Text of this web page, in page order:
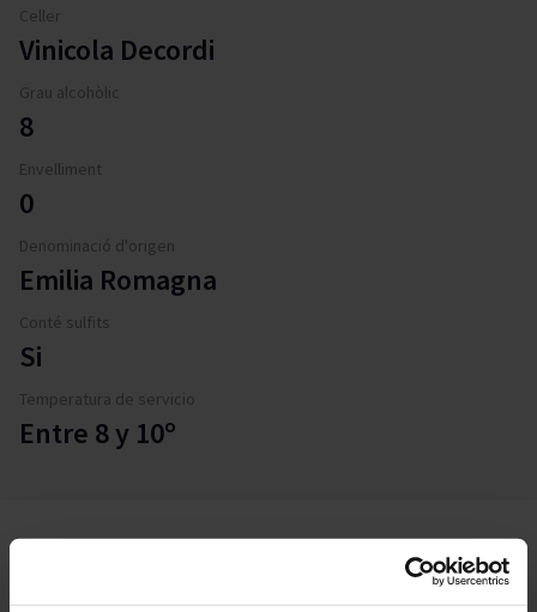
Celler
Vinicola Decordi
Grau alcohòlic
8
Envelliment
0
Denominació d'origen
Emilia Romagna
Conté sulfits
Si
Temperatura de servicio
Entre 8 y 10º